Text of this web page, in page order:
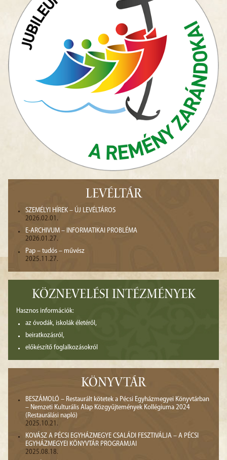
LEVÉLTÁR
SZEMÉLYI HÍREK – ÚJ LEVÉLTÁROS
2026.02.01.
E-ARCHIVUM – INFORMATIKAI PROBLÉMA
2026.01.27.
Pap – tudós – művész
2025.11.27.
KÖZNEVELÉSI INTÉZMÉNYEK
Hasznos információk:
az óvodák, iskolák életéről,
beiratkozásról,
előkészítő foglalkozásokról
KÖNYVTÁR
BESZÁMOLÓ – Restaurált kötetek a Pécsi Egyházmegyei Könyvtárban
– Nemzeti Kulturális Alap Közgyűjtemények Kollégiuma 2024
(Restaurálási napló)
2025.10.21.
KOVÁSZ A PÉCSI EGYHÁZMEGYE CSALÁDI FESZTIVÁLJA – A PÉCSI
EGYHÁZMEGYEI KÖNYVTÁR PROGRAMJAI
2025.08.18.